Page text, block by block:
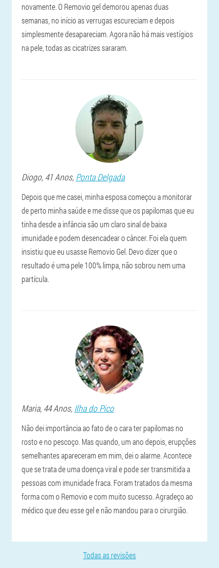
novamente. O Removio gel demorou apenas duas
semanas, no início as verrugas escureciam e depois
simplesmente desapareciam. Agora não há mais vestígios
na pele, todas as cicatrizes sararam.
Diogo, 41 Anos, Ponta Delgada
Depois que me casei, minha esposa começou a monitorar
de perto minha saúde e me disse que os papilomas que eu
tinha desde a infância são um claro sinal de baixa
imunidade e podem desencadear o câncer. Foi ela quem
insistiu que eu usasse Removio Gel. Devo dizer que o
resultado é uma pele 100% limpa, não sobrou nem uma
partícula.
Maria, 44 Anos, Ilha do Pico
Não dei importância ao fato de o cara ter papilomas no
rosto e no pescoço. Mas quando, um ano depois, erupções
semelhantes apareceram em mim, dei o alarme. Acontece
que se trata de uma doença viral e pode ser transmitida a
pessoas com imunidade fraca. Foram tratados da mesma
forma com o Removio e com muito sucesso. Agradeço ao
médico que deu esse gel e não mandou para o cirurgião.
Todas as revisões